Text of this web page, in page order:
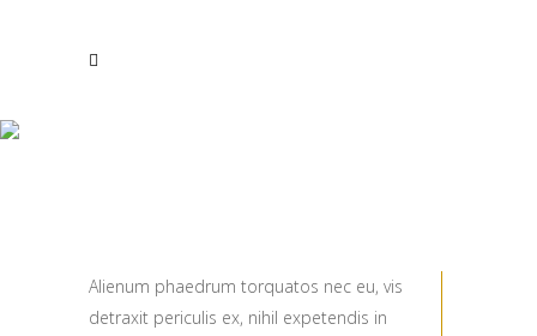
Alienum phaedrum torquatos nec eu, vis
detraxit periculis ex, nihil expetendis in